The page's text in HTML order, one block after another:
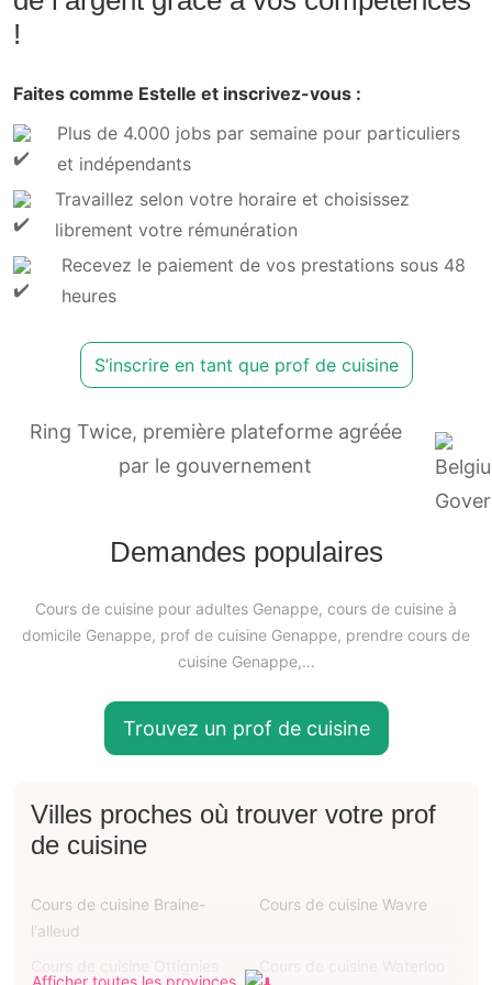
!
Faites comme Estelle et inscrivez-vous :
Plus de 4.000 jobs par semaine pour particuliers
et indépendants
Travaillez selon votre horaire et choisissez
librement votre rémunération
Recevez le paiement de vos prestations sous 48
heures
S’inscrire en tant que prof de cuisine
Ring Twice, première plateforme agréée
par le gouvernement
Demandes populaires
Cours de cuisine pour adultes Genappe, cours de cuisine à
domicile Genappe, prof de cuisine Genappe, prendre cours de
cuisine Genappe,…
Trouvez un prof de cuisine
Villes proches où trouver votre prof
de cuisine
Cours de cuisine Braine-
l'alleud
Cours de cuisine Wavre
Afficher toutes les provinces